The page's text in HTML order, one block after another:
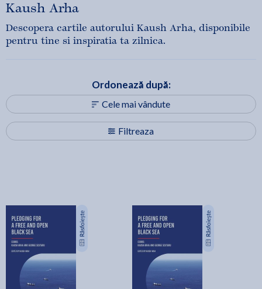
Kaush Arha
Descopera cartile autorului Kaush Arha, disponibile
pentru tine si inspiratia ta zilnica.
Filtreaza
Ordonează după:
Cele mai vândute